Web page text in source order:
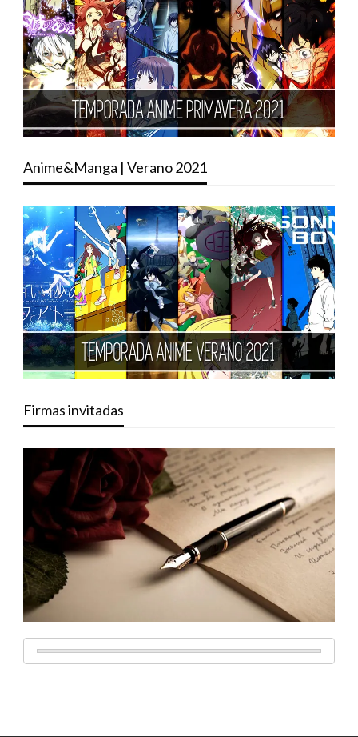
Anime&Manga | Verano 2021
Firmas invitadas